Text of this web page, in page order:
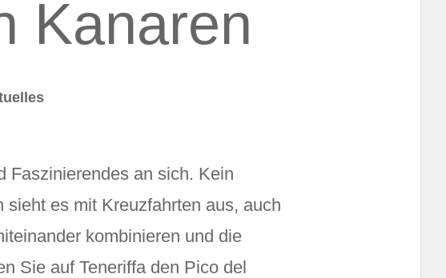
Kanaren
Faszinierendes an sich. Kein
es mit Kreuzfahrten aus, auch
kombinieren und die
Sie auf Teneriffa den Pico del